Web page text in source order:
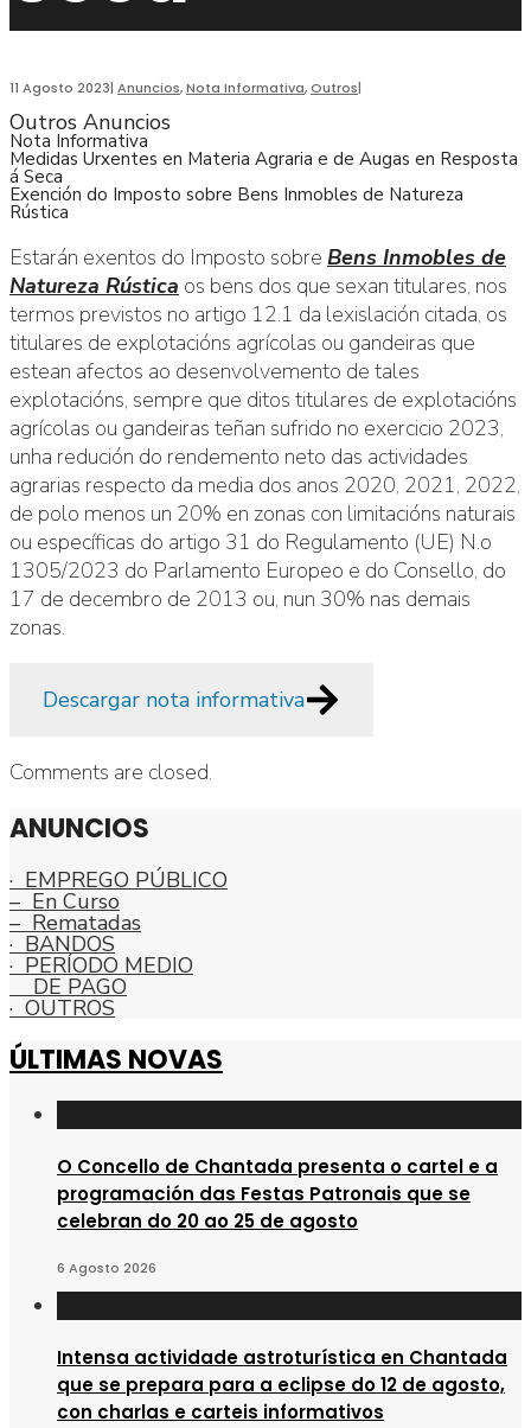
11 Agosto 2023| Anuncios,Nota Informativa,Outros|
Outros Anuncios
Nota Informativa
Medidas Urxentes en Materia Agraria e de Augas en Resposta
á Seca
Exención do Imposto sobre Bens Inmobles de Natureza
Rústica
Estarán exentos do Imposto sobre Bens Inmobles de
Natureza Rústica os bens dos que sexan titulares, nos
termos previstos no artigo 12.1 da lexislación citada, os
titulares de explotacións agrícolas ou gandeiras que
estean afectos ao desenvolvemento de tales
explotacións, sempre que ditos titulares de explotacións
agrícolas ou gandeiras teñan sufrido no exercicio 2023,
unha redución do rendemento neto das actividades
agrarias respecto da media dos anos 2020, 2021, 2022,
de polo menos un 20% en zonas con limitacións naturais
ou específicas do artigo 31 do Regulamento (UE) N.o
1305/2023 do Parlamento Europeo e do Consello, do
17 de decembro de 2013 ou, nun 30% nas demais
zonas.
Descargar nota informativa
Comments are closed.
ANUNCIOS
· EMPREGO PÚBLICO
– En Curso
– Rematadas
· BANDOS
· PERÍODO MEDIO
DE PAGO
· OUTROS
ÚLTIMAS NOVAS
O Concello de Chantada presenta o cartel e a
programación das Festas Patronais que se
celebran do 20 ao 25 de agosto
6 Agosto 2026
Intensa actividade astroturística en Chantada
que se prepara para a eclipse do 12 de agosto,
con charlas e carteis informativos